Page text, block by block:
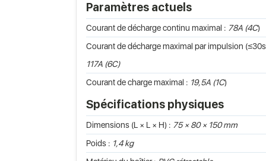
Paramètres actuels
Courant de décharge continu maximal : 78A (4C)
Courant de décharge maximal par impulsion
117A (6C)
Courant de charge maximal : 19,5A (1C)
Spécifications physiques
Dimensions (L × L × H) : 75 × 80 × 150 mm
Poids : 1,4 kg